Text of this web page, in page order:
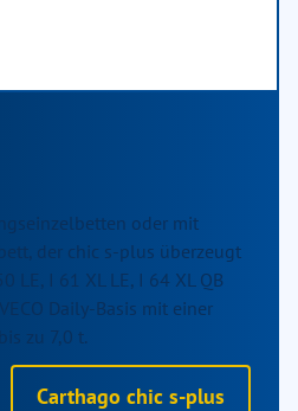
oder mit
der chic s-plus überzeugt
LE, I 61 XL LE, I 64 XL QB
Daily-Basis mit einer
zu 7,0 t.
Carthago chic s-plus